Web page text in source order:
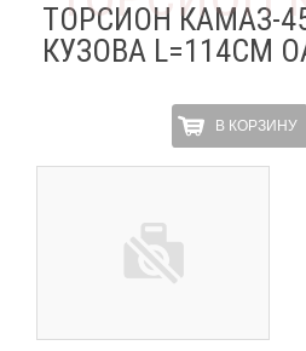
ТОРСИОН КАМАЗ-
КУЗОВА L=114СМ
В КОРЗИНУ